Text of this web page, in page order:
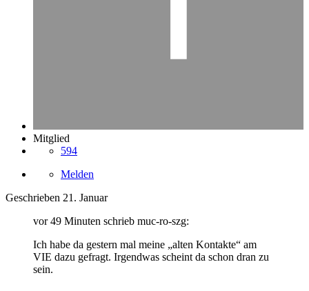
Mitglied
594
Melden
Geschrieben 21. Januar
vor 49 Minuten schrieb muc-ro-szg:
Ich habe da gestern mal meine „alten Kontakte“ am
VIE dazu gefragt. Irgendwas scheint da schon dran zu
sein.